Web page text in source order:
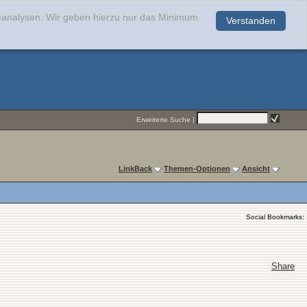
Verstanden
Wir geben hierzu nur das Minimum
Erweiterte Suche |
LinkBack Themen-Optionen Ansicht
Social Bookmarks:
Share